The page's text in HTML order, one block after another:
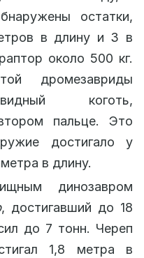
остатки,
в длину и 3 в
около 500 кг.
дромезавриды
коготь,
пальце. Это
достигало у
в длину.
динозавром
, достигавший до 18
до 7 тонн. Череп
1,8 метра в